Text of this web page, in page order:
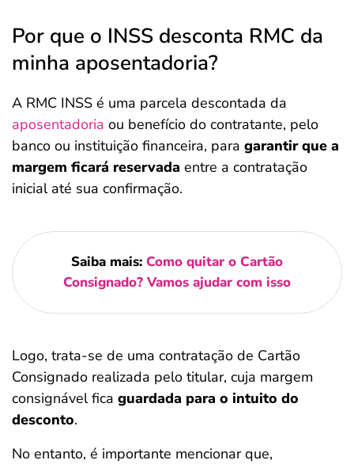
Por que o INSS desconta RMC da
minha aposentadoria?
A RMC INSS é uma parcela descontada da
aposentadoria ou benefício do contratante, pelo
banco ou instituição financeira, para garantir que a
margem ficará reservada entre a contratação
inicial até sua confirmação.
Saiba mais: Como quitar o Cartão
Consignado? Vamos ajudar com isso
Logo, trata-se de uma contratação de Cartão
Consignado realizada pelo titular, cuja margem
consignável fica guardada para o intuito do
desconto.
No entanto, é importante mencionar que,